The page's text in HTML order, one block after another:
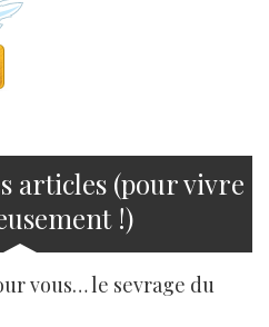
articles (pour vivre
!)
vous… le sevrage du